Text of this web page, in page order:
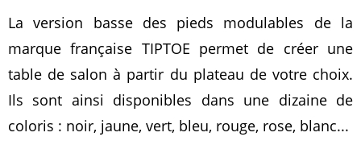
La version basse des pieds modulables de la
marque française TIPTOE permet de créer une
table de salon à partir du plateau de votre choix.
Ils sont ainsi disponibles dans une dizaine de
coloris : noir, jaune, vert, bleu, rouge, rose, blanc...